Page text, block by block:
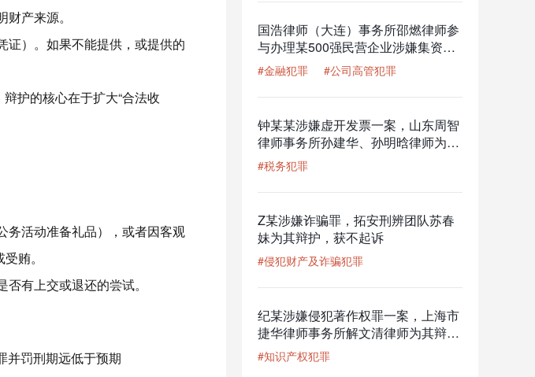
产来源。
证）。如果不能提供，或提供的
护的核心在于扩大“合法收
务活动准备礼品），或者因客观
贿。
有上交或退还的尝试。
罚刑期远低于预期
国浩律师（大连）事务所邵燃律师参
与办理某500强民营企业涉嫌集资诈
骗罪案
#金融犯罪 #公司高管犯罪
钟某某涉嫌虚开发票一案，山东周智
律师事务所孙建华、孙明晗律师为其
辩护，获撤回移送审查起诉的结果
#税务犯罪
Z某涉嫌诈骗罪，拓安刑辨团队苏春
妹为其辩护，获不起诉
#侵犯财产及诈骗犯罪
纪某涉嫌侵犯著作权罪一案，上海市
捷华律师事务所解文清律师为其辩
护，公安机关撤回起诉意见，检察机
关解除取保候审
#知识产权犯罪